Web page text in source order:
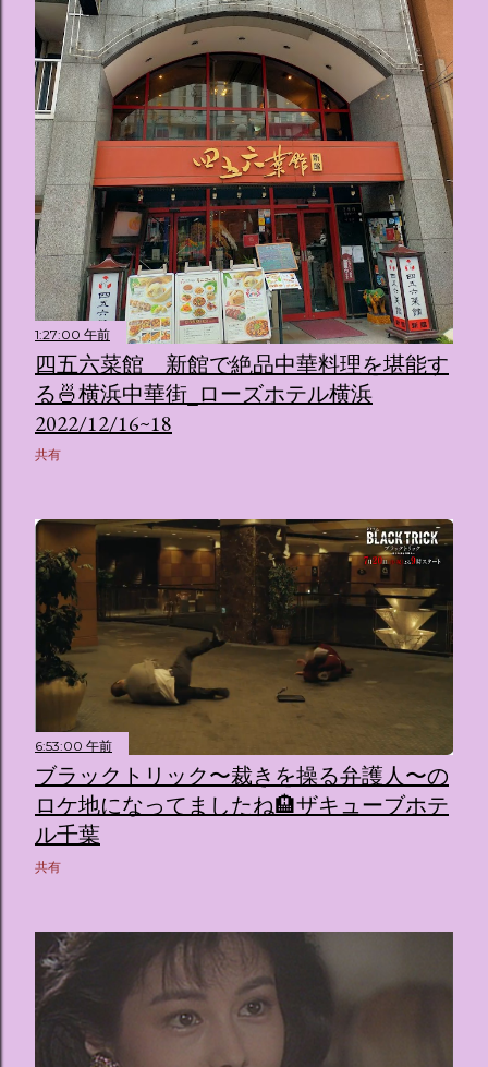
1:27:00 午前
四五六菜館 新館で絶品中華料理を堪能す
る🍜横浜中華街_ローズホテル横浜
2022/12/16~18
共有
6:53:00 午前
ブラックトリック〜裁きを操る弁護人〜の
ロケ地になってましたね🏨ザキューブホテ
ル千葉
共有